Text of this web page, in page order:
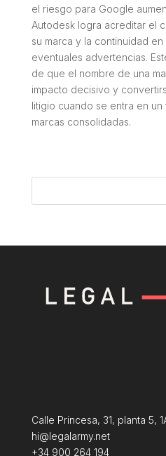
el riesgo para Google
Autodesk logra acreditar el
su marca y la continuidad
eventuales advertencias.
de que el nombre de una
impacto decisivo y
litigio cuando se entra en
marcas consolidadas.
Calle Princesa, 31, planta 5,
hi@legalarmy.net
+34 900 264 194